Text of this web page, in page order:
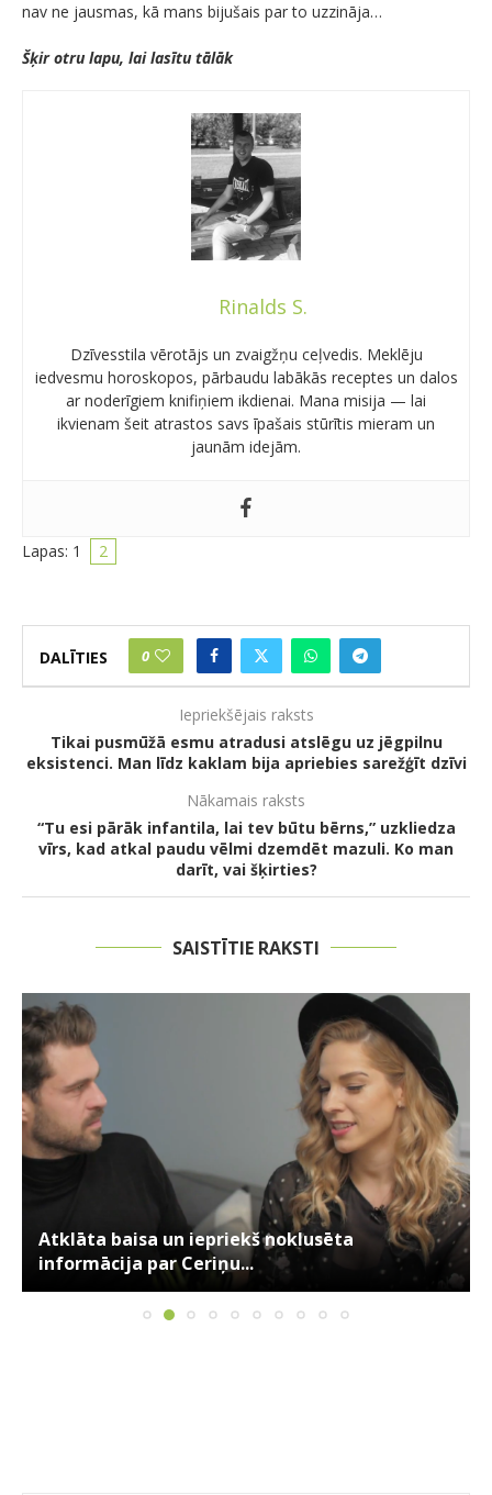
nav ne jausmas, kā mans bijušais par to uzzināja…
Šķir otru lapu, lai lasītu tālāk
Rinalds S.
Dzīvesstila vērotājs un zvaigžņu ceļvedis. Meklēju
iedvesmu horoskopos, pārbaudu labākās receptes un dalos
ar noderīgiem knifiņiem ikdienai. Mana misija — lai
ikvienam šeit atrastos savs īpašais stūrītis mieram un
jaunām idejām.
Lapas: 1 2
DALĪTIES 0
Iepriekšējais raksts
Tikai pusmūžā esmu atradusi atslēgu uz jēgpilnu
eksistenci. Man līdz kaklam bija apriebies sarežģīt dzīvi
Nākamais raksts
“Tu esi pārāk infantila, lai tev būtu bērns,” uzkliedza
vīrs, kad atkal paudu vēlmi dzemdēt mazuli. Ko man
darīt, vai šķirties?
SAISTĪTIE RAKSTI
Atklāta baisa un iepriekš noklusēta
informācija par Ceriņu...